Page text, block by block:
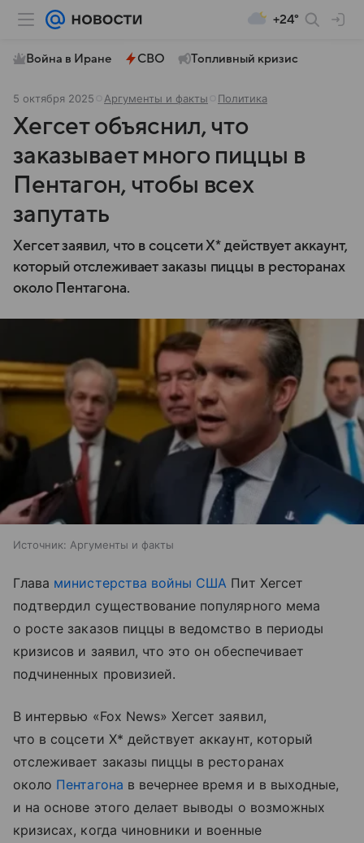
+24°
Война в Иране СВО Топливный кризис
5 октября 2025 Аргументы и факты Политика
Хегсет объяснил, что
заказывает много пиццы в
Пентагон, чтобы всех
запутать
Хегсет заявил, что в соцсети X* действует аккаунт,
который отслеживает заказы пиццы в ресторанах
около Пентагона.
Источник: Аргументы и факты
Глава министерства войны США Пит Хегсет
подтвердил существование популярного мема
о росте заказов пиццы в ведомство в периоды
кризисов и заявил, что это он обеспечивает
подчиненных провизией.
В интервью «Fox News» Хегсет заявил,
что в соцсети X* действует аккаунт, который
отслеживает заказы пиццы в ресторанах
около Пентагона в вечернее время и в выходные,
и на основе этого делает выводы о возможных
кризисах, когда чиновники и военные